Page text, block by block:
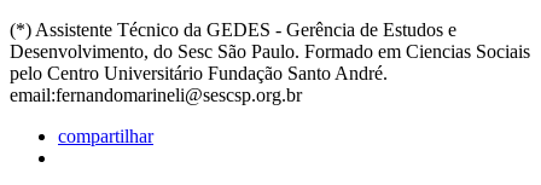
(*) Assistente Técnico da GEDES - Gerência de Estudos e
Desenvolvimento, do Sesc São Paulo. Formado em Ciencias Sociais
pelo Centro Universitário Fundação Santo André.
email:fernandomarineli@sescsp.org.br
compartilhar